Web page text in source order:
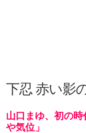
下忍 赤い影
山口まゆ、初の
や気位」